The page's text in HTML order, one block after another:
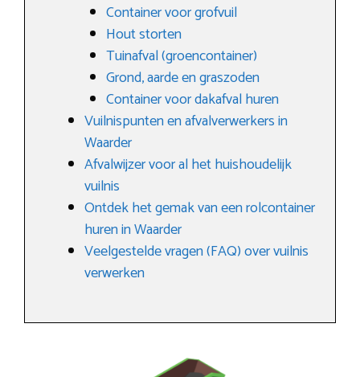
Container voor grofvuil
Hout storten
Tuinafval (groencontainer)
Grond, aarde en graszoden
Container voor dakafval huren
Vuilnispunten en afvalverwerkers in
Waarder
Afvalwijzer voor al het huishoudelijk
vuilnis
Ontdek het gemak van een rolcontainer
huren in Waarder
Veelgestelde vragen (FAQ) over vuilnis
verwerken